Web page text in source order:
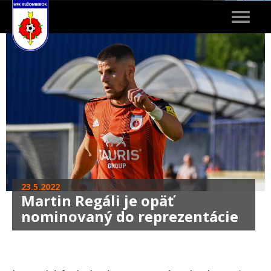
Toggle
23.5.2022
Martin Regáli je opäť
nominovaný do reprezentácie